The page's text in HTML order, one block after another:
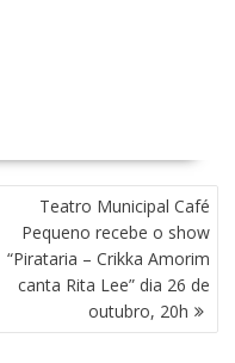
Teatro Municipal Café
Pequeno recebe o show
“Pirataria – Crikka Amorim
canta Rita Lee” dia 26 de
outubro, 20h